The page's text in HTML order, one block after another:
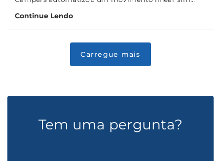
Continue Lendo
Tem uma pergunta?